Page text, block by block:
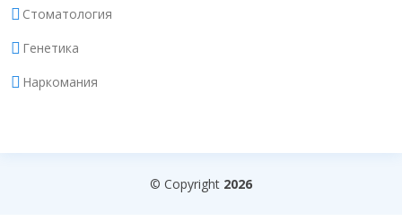
Стоматология
Генетика
Наркомания
© Copyright 2026